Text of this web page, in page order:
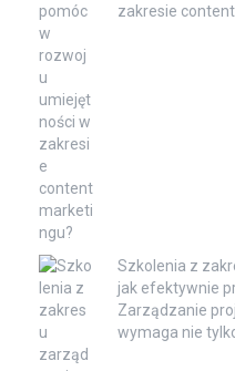
zakresie
Szkolenia z
jak efektywnie
Zarządzanie
wymaga nie